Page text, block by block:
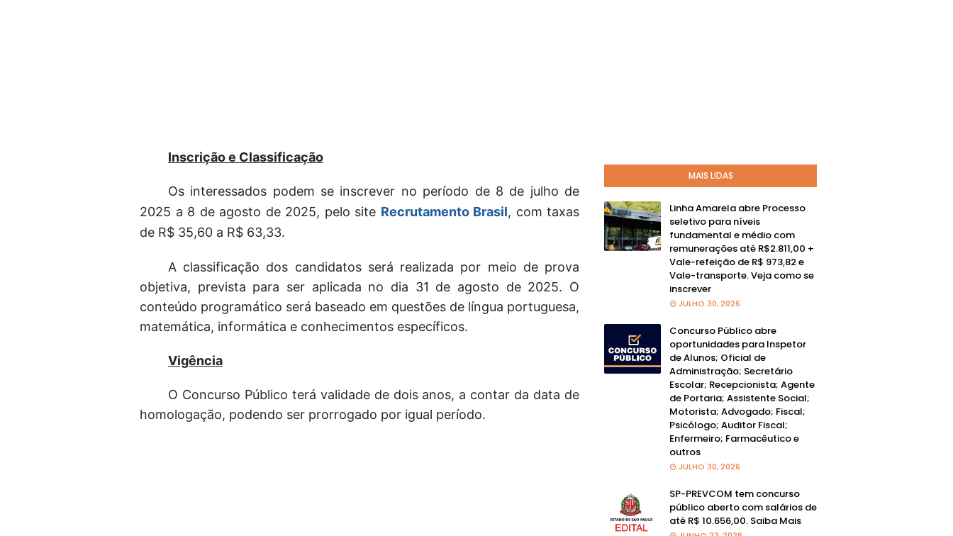
Inscrição e Classificação
Os interessados podem se inscrever no período de 8 de julho de
2025 a 8 de agosto de 2025, pelo site Recrutamento Brasil, com taxas
de R$ 35,60 a R$ 63,33.
A classificação dos candidatos será realizada por meio de prova
objetiva, prevista para ser aplicada no dia 31 de agosto de 2025. O
conteúdo programático será baseado em questões de língua portuguesa,
matemática, informática e conhecimentos específicos.
Vigência
O Concurso Público terá validade de dois anos, a contar da data de
homologação, podendo ser prorrogado por igual período.
MAIS LIDAS
Linha Amarela abre Processo
seletivo para níveis
fundamental e médio com
remunerações até R$2.811,00 +
Vale-refeição de R$ 973,82 e
Vale-transporte. Veja como se
inscrever
JULHO 30, 2026
Concurso Público abre
oportunidades para Inspetor
de Alunos; Oficial de
Administração; Secretário
Escolar; Recepcionista; Agente
de Portaria; Assistente Social;
Motorista; Advogado; Fiscal;
Psicólogo; Auditor Fiscal;
Enfermeiro; Farmacêutico e
outros
JULHO 30, 2026
SP-PREVCOM tem concurso
público aberto com salários de
até R$ 10.656,00. Saiba Mais